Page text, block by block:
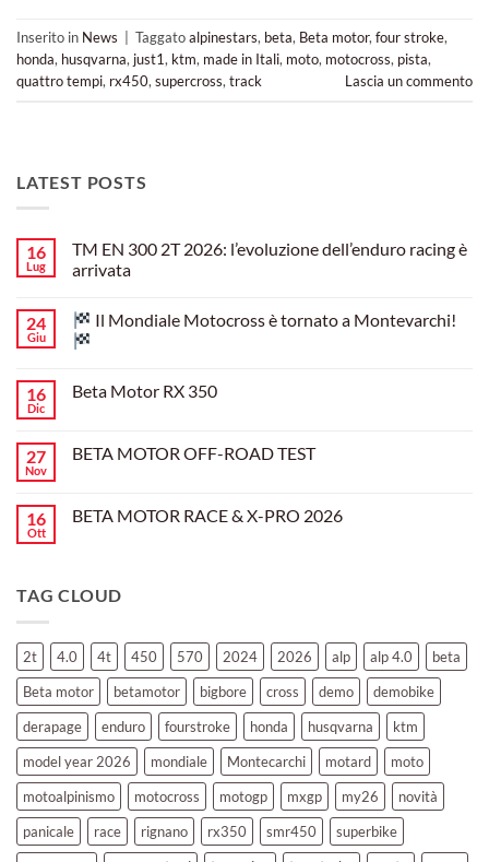
Inserito in News Taggatoalpinestars, beta, Beta motor, four stroke,
honda, husqvarna, just1, ktm, made in Itali, moto, motocross, pista,
quattro tempi, rx450, supercross, track Lascia un commento
LATEST POSTS
16
Lug
TM EN 300 2T 2026: l’evoluzione dell’enduro racing è
arrivata
su
TM
EN
2026:
è
arrivata
24
Giu
Il Mondiale Motocross è tornato a Montevarchi!
su
Motocross
è
16
Dic
Beta Motor RX 350
Beta
27
Nov
BETA MOTOR OFF-ROAD TEST
BETA
16
Ott
BETA MOTOR RACE & X-PRO 2026
MOTOR
PRO
2026
TAG CLOUD
2t 4.0 4t 450 570 2024 2026 alp alp 4.0
beta
Beta motor
betamotor bigbore cross demo
demobike
derapage
enduro fourstroke honda husqvarna
ktm
model year 2026
mondiale Montecarchi motard
moto
motoalpinismo
motocross motogp mxgp my26
novità
panicale
race rignano rx350 smr450
superbike